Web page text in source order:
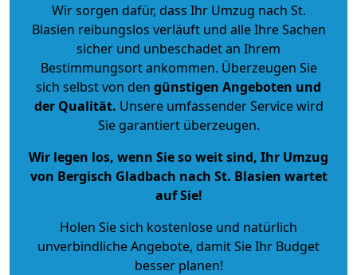
Wir sorgen dafür, dass Ihr Umzug nach St.
Blasien reibungslos verläuft und alle Ihre Sachen
sicher und unbeschadet an Ihrem
Bestimmungsort ankommen. Überzeugen Sie
sich selbst von den günstigen Angeboten und
der Qualität. Unsere umfassender Service wird
Sie garantiert überzeugen.
Wir legen los, wenn Sie so weit sind, Ihr Umzug
von Bergisch Gladbach nach St. Blasien wartet
auf Sie!
Holen Sie sich kostenlose und natürlich
unverbindliche Angebote, damit Sie Ihr Budget
besser planen!